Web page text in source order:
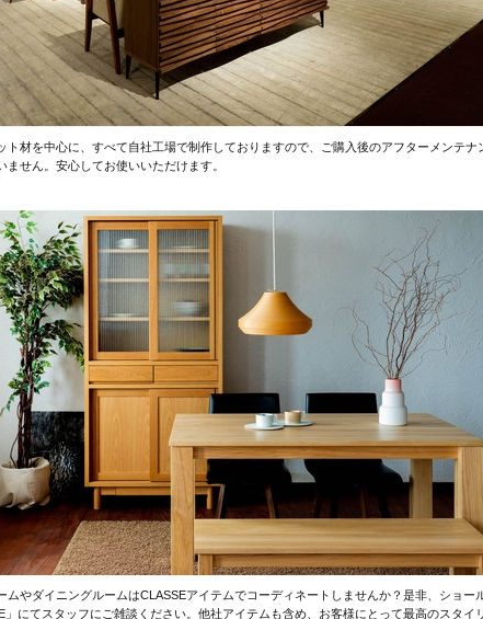
ト材を中心に、すべて自社工場で制作しておりますので、ご購入後のアフターメンテナ
ません。安心してお使いいただけます。
ムやダイニングルームはCLASSEアイテムでコーディネートしませんか？是非、ショー
」にてスタッフにご雑談ください。他社アイテムも含め、お客様にとって最高のスタイ